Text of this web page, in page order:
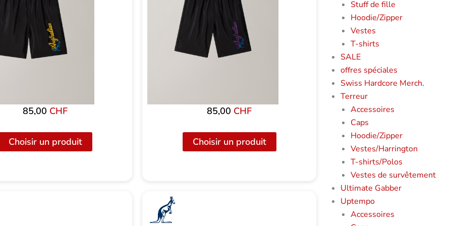
85,00 CHF
Choisir un produit
85,00 CHF
Choisir un produit
Stuff de fille
Hoodie/Zipper
Vestes
T-shirts
SALE
offres spéciales
Swiss Hardcore Merch.
Terreur
Accessoires
Caps
Hoodie/Zipper
Vestes/Harrington
T-shirts/Polos
Vestes de survêtement
Ultimate Gabber
Uptempo
Accessoires